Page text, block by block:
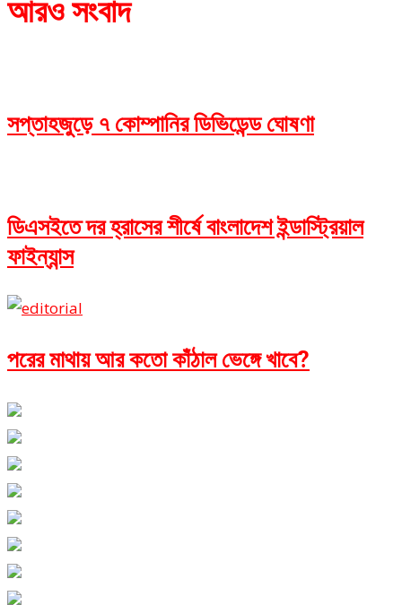
আরও সংবাদ
সপ্তাহজুড়ে ৭ কোম্পানির ডিভিডেন্ড ঘোষণা
ডিএসইতে দর হ্রাসের শীর্ষে বাংলাদেশ ইন্ডাস্ট্রিয়াল
ফাইন্যান্স
পরের মাথায় আর কতো কাঁঠাল ভেঙ্গে খাবে?